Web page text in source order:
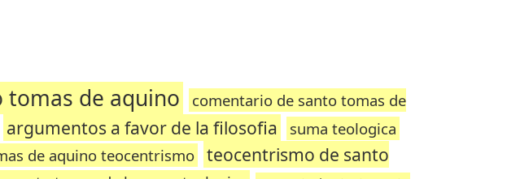
de aquino
comentario de santo tomas de
argumentos a favor de la filosofia suma teologica
de aquino teocentrismo
teocentrismo de santo